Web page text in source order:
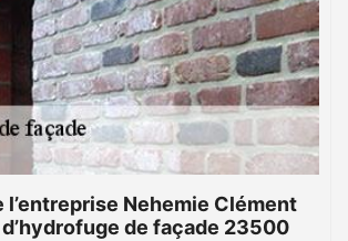
l’entreprise Nehemie Clément
de façade 23500